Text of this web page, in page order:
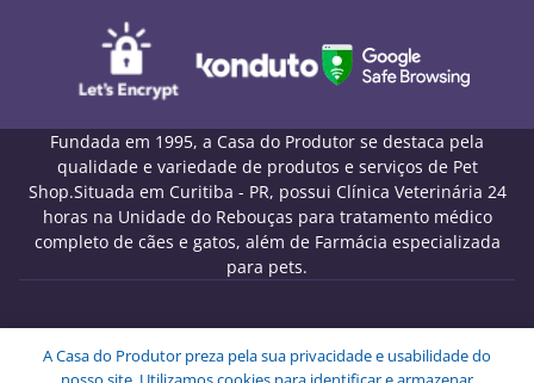
Fundada em 1995, a Casa do Produtor se destaca pela
qualidade e variedade de produtos e serviços de Pet
Shop.Situada em Curitiba - PR, possui Clínica Veterinária 24
horas na Unidade do Rebouças para tratamento médico
completo de cães e gatos, além de Farmácia especializada
para pets.
09.439.591/0001-72
A Casa do Produtor preza pela sua privacidade e usabilidade do